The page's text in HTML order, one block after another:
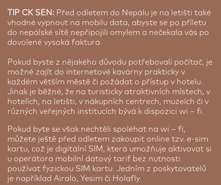
TIP CK SEN: Před odletem do Nepálu je na letišti také
vhodné vypnout na mobilu data, abyste se po příletu
do nepálské sítě nepřipojili omylem a nečekala vás po
dovolené vysoká faktura.
Pokud byste z nějakého důvodu potřebovali počítač, je
možné zajít do internetové kavárny prakticky v
každém větším městě či požádat o přístup v hotelu.
Jinak je běžné, že na turisticky atraktivních místech, v
hotelích, na letišti, v nákupních centrech, muzeích či v
různých veřejných institucích bývá k dispozici wi – fi.
Pokud byte se však nechtěli spoléhat na wi – fi,
můžete ještě před odletem zakoupit online tzv. e-sim
kartu, což je digitální SIM, která umožňuje aktivovat si
u operátora mobilní datový tarif bez nutnosti
používat fyzickou SIM kartu. Jedním z poskytovatelů
je například Airalo, Yesim či Holafly.